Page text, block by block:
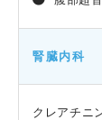
腎臓内科
クレアチニ